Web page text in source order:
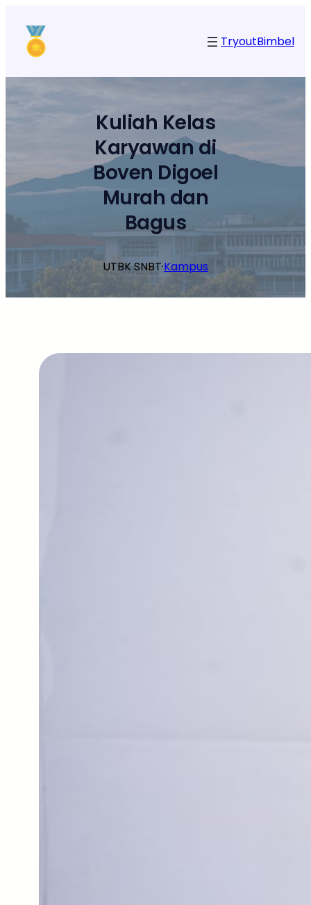
konten
TryoutBimbel
Kuliah Kelas
Karyawan di
Boven Digoel
Murah dan
Bagus
UTBK SNBT·Kampus